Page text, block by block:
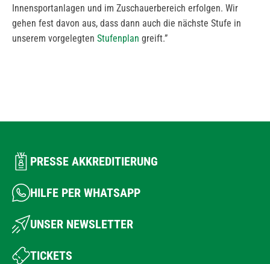
Innensportanlagen und im Zuschauerbereich erfolgen. Wir
gehen fest davon aus, dass dann auch die nächste Stufe in
unserem vorgelegten Stufenplan greift.”
PRESSE AKKREDITIERUNG
HILFE PER WHATSAPP
UNSER NEWSLETTER
TICKETS